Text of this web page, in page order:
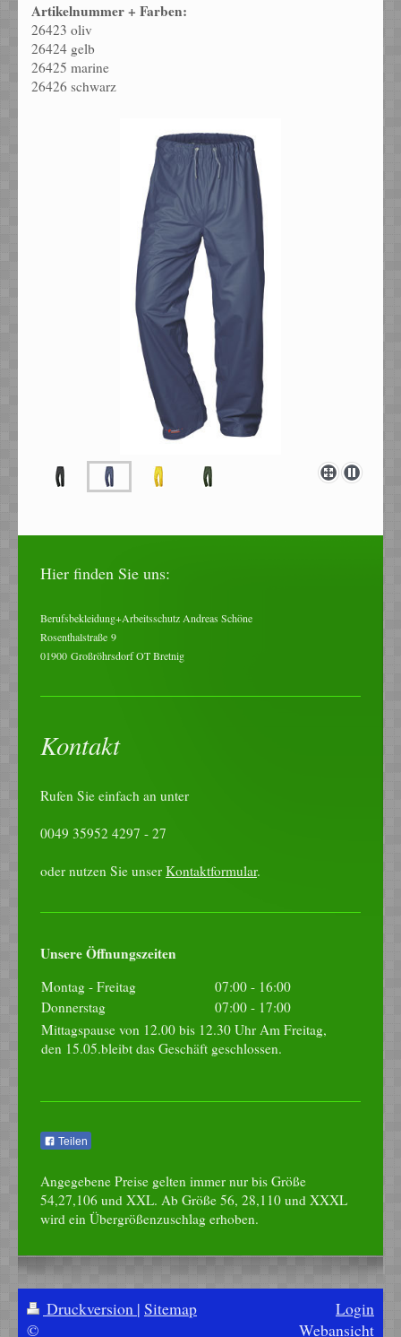
Artikelnummer + Farben:
26423 oliv
26424 gelb
26425 marine
26426 schwarz
Hier finden Sie uns:
Berufsbekleidung+Arbeitsschutz Andreas Schöne
Rosenthalstraße 9
01900 Großröhrsdorf OT Bretnig
Kontakt
Rufen Sie einfach an unter
0049 35952 4297 - 27
oder nutzen Sie unser Kontaktformular.
Unsere Öffnungszeiten
Montag - Freitag 07:00 - 16:00
Donnerstag
07:00 - 17:00
Mittagspause von 12.00 bis 12.30 Uhr Am Freitag,
den 15.05.bleibt das Geschäft geschlossen.
Teilen
Angegebene Preise gelten immer nur bis Größe
54,27,106 und XXL. Ab Größe 56, 28,110 und XXXL
wird ein Übergrößenzuschlag erhoben.
Druckversion | Sitemap
©
Login
Webansicht